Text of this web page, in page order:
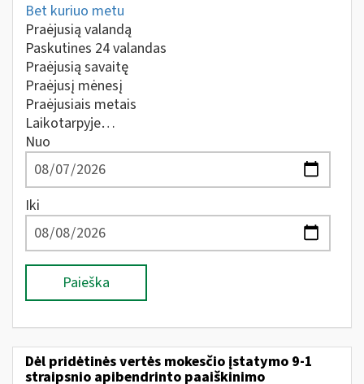
Bet kuriuo metu
Praėjusią valandą
Paskutines 24 valandas
Praėjusią savaitę
Praėjusį mėnesį
Praėjusiais metais
Laikotarpyje…
Nuo
Iki
Paieška
Dėl pridėtinės vertės mokesčio įstatymo 9-1
straipsnio apibendrinto paaiškinimo